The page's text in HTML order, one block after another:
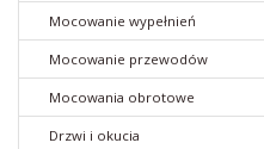
Mocowanie wypełnień
Mocowanie przewodów
Mocowania obrotowe
Drzwi i okucia